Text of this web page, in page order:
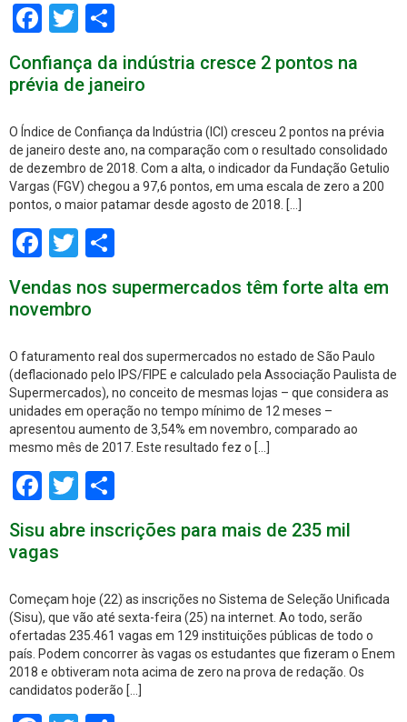
Facebook
Twitter
Confiança da indústria cresce 2 pontos na
prévia de janeiro
O Índice de Confiança da Indústria (ICI) cresceu 2 pontos na prévia
de janeiro deste ano, na comparação com o resultado consolidado
de dezembro de 2018. Com a alta, o indicador da Fundação Getulio
Vargas (FGV) chegou a 97,6 pontos, em uma escala de zero a 200
pontos, o maior patamar desde agosto de 2018. […]
Facebook
Twitter
Vendas nos supermercados têm forte alta em
novembro
O faturamento real dos supermercados no estado de São Paulo
(deflacionado pelo IPS/FIPE e calculado pela Associação Paulista de
Supermercados), no conceito de mesmas lojas – que considera as
unidades em operação no tempo mínimo de 12 meses –
apresentou aumento de 3,54% em novembro, comparado ao
mesmo mês de 2017. Este resultado fez o […]
Facebook
Twitter
Sisu abre inscrições para mais de 235 mil
vagas
Começam hoje (22) as inscrições no Sistema de Seleção Unificada
(Sisu), que vão até sexta-feira (25) na internet. Ao todo, serão
ofertadas 235.461 vagas em 129 instituições públicas de todo o
país. Podem concorrer às vagas os estudantes que fizeram o Enem
2018 e obtiveram nota acima de zero na prova de redação. Os
candidatos poderão […]